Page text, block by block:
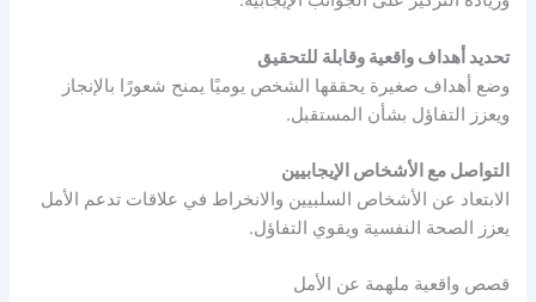
تحديد أهداف واقعية وقابلة للتحقيق
وضع أهداف صغيرة يحققها الشخص يوميًا يمنح شعورًا بالإنجاز
ويعزز التفاؤل بشأن المستقبل.
التواصل مع الأشخاص الإيجابيين
الابتعاد عن الأشخاص السلبيين والانخراط في علاقات تدعم الأمل
يعزز الصحة النفسية ويقوي التفاؤل.
قصص واقعية ملهمة عن الأمل